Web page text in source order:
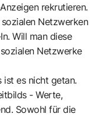
rekrutieren.
Netzwerken
Will man diese
Netzwerke
ist es nicht getan.
- Werte,
Sowohl für die